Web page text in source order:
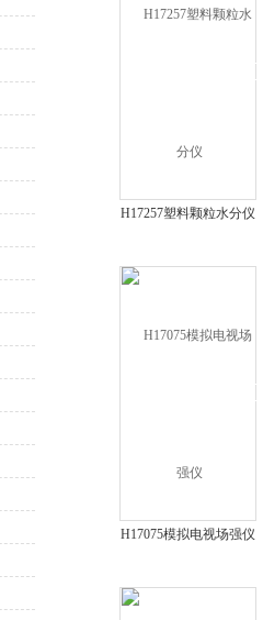
H17257塑料颗粒水分仪
H17075模拟电视场强仪